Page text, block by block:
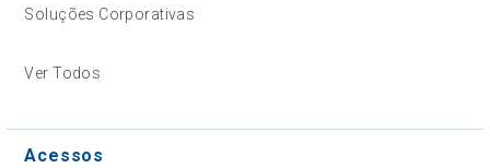
Soluções Corporativas
Ver Todos
Acessos